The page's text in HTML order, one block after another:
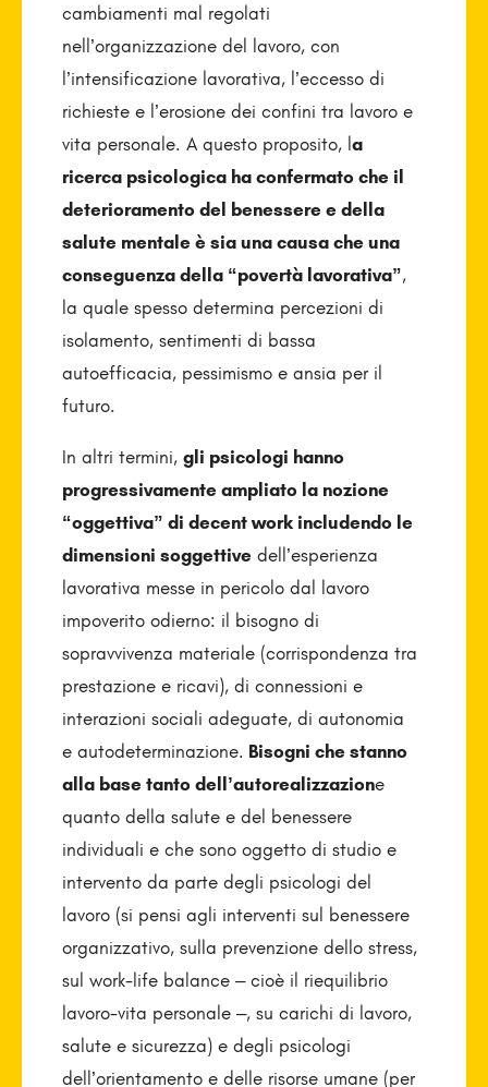
cambiamenti mal regolati
nell’organizzazione del lavoro, con
l’intensificazione lavorativa, l’eccesso di
richieste e l’erosione dei confini tra lavoro e
vita personale. A questo proposito, la
ricerca psicologica ha confermato che il
deterioramento del benessere e della
salute mentale è sia una causa che una
conseguenza della “povertà lavorativa”,
la quale spesso determina percezioni di
isolamento, sentimenti di bassa
autoefficacia, pessimismo e ansia per il
futuro.
In altri termini, gli psicologi hanno
progressivamente ampliato la nozione
“oggettiva” di decent work includendo le
dimensioni soggettive dell’esperienza
lavorativa messe in pericolo dal lavoro
impoverito odierno: il bisogno di
sopravvivenza materiale (corrispondenza tra
prestazione e ricavi), di connessioni e
interazioni sociali adeguate, di autonomia
e autodeterminazione. Bisogni che stanno
alla base tanto dell’autorealizzazione
quanto della salute e del benessere
individuali e che sono oggetto di studio e
intervento da parte degli psicologi del
lavoro (si pensi agli interventi sul benessere
organizzativo, sulla prevenzione dello stress,
sul work-life balance – cioè il riequilibrio
lavoro-vita personale –, su carichi di lavoro,
salute e sicurezza) e degli psicologi
dell’orientamento e delle risorse umane (per